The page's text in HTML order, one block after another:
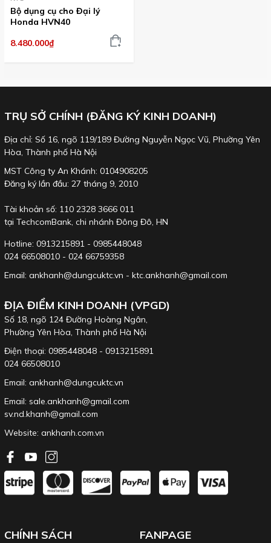
Một số hình ảnh minh họa của sản phẩm KTC trong bộ dụng
cụ KTC HVN40
150 ,PSL-150
1715 & SOP-1715
Cờ lê mở KTC Nhật,
dòng S2
Cờ lê tròng KTC Nhật,
dòng MS2
Tròng KTC Nhật,
dòng M5
Bộ dụng cụ cho Đại lý
Honda HVN40
8.480.000₫
TRỤ SỞ CHÍNH (ĐĂNG KÝ KINH DOANH)
Địa chỉ: Số 16, ngõ 119/189 Đường Nguyễn Ngọc Vũ, Phường Yên
Hòa, Thành phố Hà Nội
MST Công ty An Khánh: 0104908205
Đăng ký lần đầu: 27 tháng 9, 2010
Tài khoản số: 110 2328 3666 011
tại TechcomBank, chi nhánh Đông Đô, HN
Hotline: 0913215891 - 0985448048
024 66508010 - 024 66759358
Email: ankhanh@dungcuktc.vn - ktc.ankhanh@gmail.com
ĐỊA ĐIỂM KINH DOANH (VPGD)
Số 18, ngõ 124 Đường Hoàng Ngân,
Phường Yên Hòa, Thành phố Hà Nội
Điện thoại: 0985448048 - 0913215891
024 66508010
Email: ankhanh@dungcuktc.vn
Email: sale.ankhanh@gmail.com
sv.nd.khanh@gmail.com
Website: ankhanh.com.vn
CHÍNH SÁCH FANPAGE